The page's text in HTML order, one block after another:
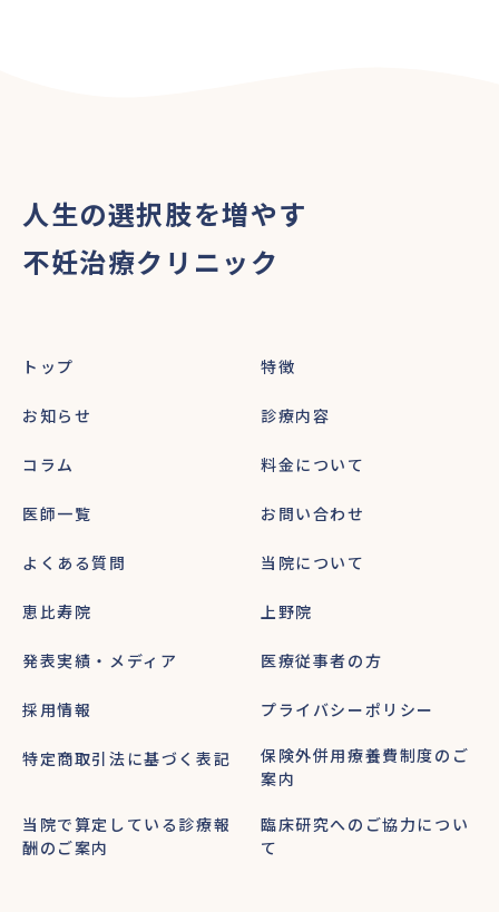
人生の選択肢を増やす
不妊治療クリニック
トップ 特徴
お知らせ 診療内容
コラム 料金について
医師一覧 お問い合わせ
よくある質問 当院について
恵比寿院 上野院
発表実績・メディア 医療従事者の方
採用情報 プライバシーポリシー
特定商取引法に基づく表記
保険外併用療養費制度のご
案内
当院で算定している診療報
酬のご案内
臨床研究へのご協力につい
て